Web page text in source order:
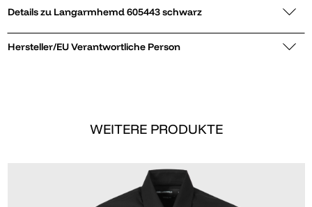
Details zu Langarmhemd 605443 schwarz
Hersteller/EU Verantwortliche Person
WEITERE PRODUKTE